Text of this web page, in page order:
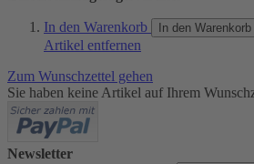
In den Warenkorb In den Warenkorb
Artikel entfernen
Zum Wunschzettel gehen
Sie haben keine Artikel auf Ihrem
Newsletter